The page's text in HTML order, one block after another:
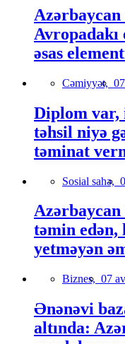
Avropadakı
əsas
Cəmiyyət,
Diplom var,
təhsil niyə
təminat
Sosial sahə,
Azərbaycan
təmin edən,
yetməyən
Biznes, 07
Ənənəvi
altında: